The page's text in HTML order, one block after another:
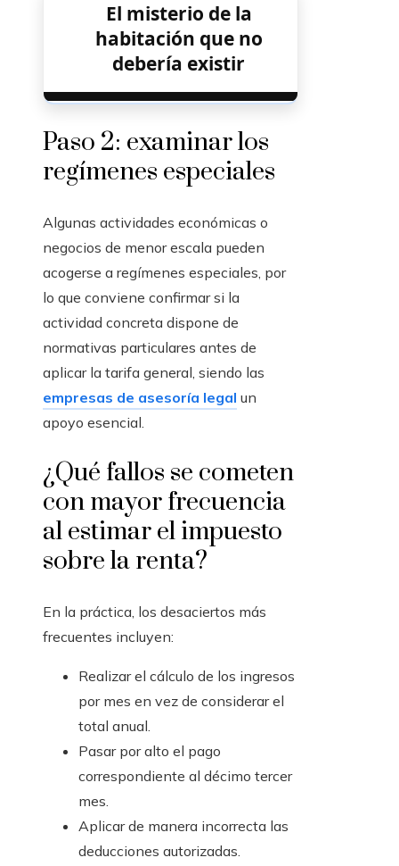
El misterio de la
habitación que no
debería existir
Paso 2: examinar los
regímenes especiales
Algunas actividades económicas o
negocios de menor escala pueden
acogerse a regímenes especiales, por
lo que conviene confirmar si la
actividad concreta dispone de
normativas particulares antes de
aplicar la tarifa general, siendo las
empresas de asesoría legal un
apoyo esencial.
¿Qué fallos se cometen
con mayor frecuencia
al estimar el impuesto
sobre la renta?
En la práctica, los desaciertos más
frecuentes incluyen:
Realizar el cálculo de los ingresos
por mes en vez de considerar el
total anual.
Pasar por alto el pago
correspondiente al décimo tercer
mes.
Aplicar de manera incorrecta las
deducciones autorizadas.